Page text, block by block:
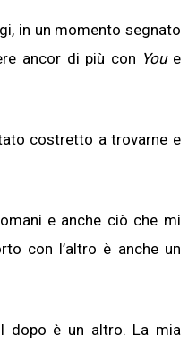
in un momento segnato
ancor di più con Youe
costretto a trovarne e
e anche ciò che mi
con l’altro è anche un
dopo è un altro. La mia
scarica
2026!
di Collezione da Tiffany e
dell'arte.